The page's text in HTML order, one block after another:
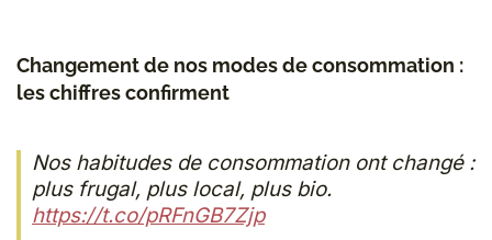
Changement de nos modes de consommation :
les chiffres confirment
Nos habitudes de consommation ont changé :
plus frugal, plus local, plus bio.
https://t.co/pRFnGB7Zjp